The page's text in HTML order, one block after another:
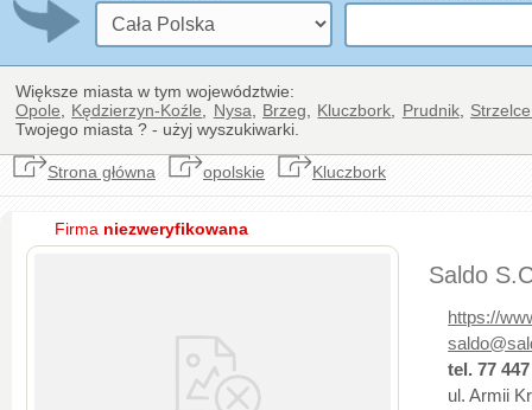
Większe miasta w tym województwie:
Opole
Kędzierzyn-Koźle Nysa Brzeg Kluczbork Prudnik,
Twojego miasta ? - użyj wyszukiwarki.
Strona główna opolskie Kluczbork
Firma niezweryfikowana
Saldo
https://
tel. 77
ul. Armii